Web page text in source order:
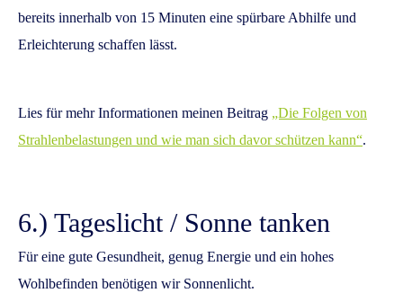
bereits innerhalb von 15 Minuten eine spürbare Abhilfe und
Erleichterung schaffen lässt.
Lies für mehr Informationen meinen Beitrag „Die Folgen von
Strahlenbelastungen und wie man sich davor schützen kann“.
6.) Tageslicht / Sonne tanken
Für eine gute Gesundheit, genug Energie und ein hohes
Wohlbefinden benötigen wir Sonnenlicht.